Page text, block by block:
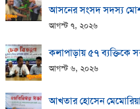
আসনের সংসদ সদস্য
আগস্ট ৭, ২০২৬
কলাপাড়ায় ​৫৭ ব্যক্তিকে
আগস্ট ৬, ২০২৬
আখতার হোসেন